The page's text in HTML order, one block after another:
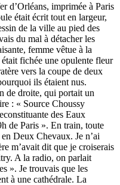
d’Orléans, imprimée à Paris
était écrit tout en largeur,
de la ville au pied des
du mal à détacher les
femme vêtue à la
fichée une opulente fleur
vers la coupe de deux
ils étaient nus.
de droite, qui portait un
: « Source Choussy
des Eaux
de Paris ». En train, toute
Deux Chevaux. Je n’ai
m’avait dit que je croiserais
A la radio, on parlait
». Je trouvais que les
à une cathédrale. La